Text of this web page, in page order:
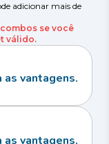
adicionar mais de
se você
válido.
as vantagens.
as vantagens.